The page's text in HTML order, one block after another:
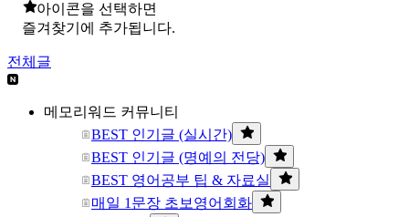
아이콘을 선택하면
즐겨찾기에 추가됩니다.
전체글
메모리워드 커뮤니티
BEST 인기글 (실시간)
BEST 인기글 (명예의 전당)
BEST 영어공부 팁 & 자료실
매일 1문장 초보영어회화